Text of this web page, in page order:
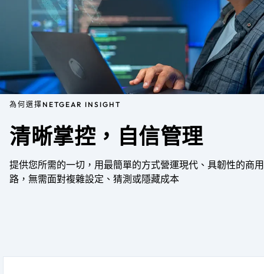
為何選擇NETGEAR INSIGHT
清晰掌控，自信管理
提供您所需的一切，用最簡單的方式營運現代、具韌性的商
路，無需面對複雜設定、猜測或隱藏成本